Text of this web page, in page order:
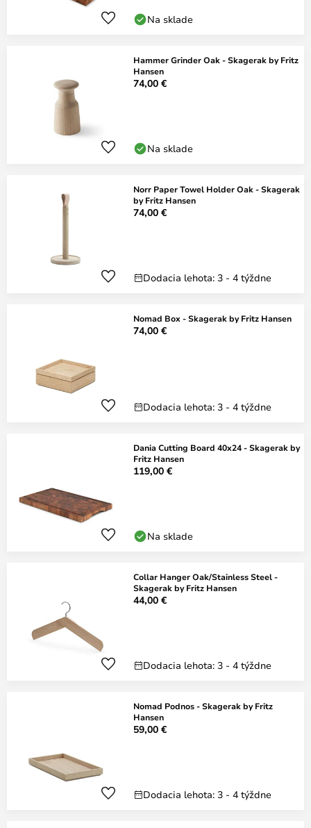
Na sklade
Hammer Grinder Oak - Skagerak by Fritz
Hansen
74,00 €
Na sklade
Norr Paper Towel Holder Oak - Skagerak
by Fritz Hansen
74,00 €
Dodacia lehota: 3 - 4 týždne
Nomad Box - Skagerak by Fritz Hansen
74,00 €
Dodacia lehota: 3 - 4 týždne
Dania Cutting Board 40x24 - Skagerak by
Fritz Hansen
119,00 €
Na sklade
Collar Hanger Oak/Stainless Steel -
Skagerak by Fritz Hansen
44,00 €
Dodacia lehota: 3 - 4 týždne
Nomad Podnos - Skagerak by Fritz
Hansen
59,00 €
Dodacia lehota: 3 - 4 týždne